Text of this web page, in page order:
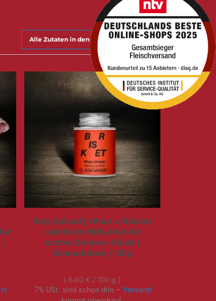
Alle Zutaten in den Warenkorb legen
Stay Spiced | What a Brisket
|salzfreier BBQ-Rub für
echtes Smoker-Glück |
Schraubdose | 120g
6,60 € / 100 g
7% USt. sind schon drin – Versand